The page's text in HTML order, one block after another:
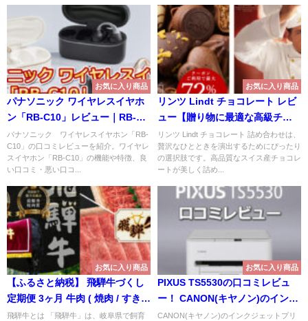
お気に入り商品
パナソニック ワイヤレスイヤホ
ン「RB-C10」レビュー｜RB-
C10は本当におすすめ？
パナソニック ワイヤレスイヤホン「RB-
C10」の口コミレビューを紹介。ワイヤレ
スイヤホン「RB-C10」の機能や特徴、良
い口コミ・悪い口コ...
お気に入り商品
リンツ Lindt チョコレート レビ
ュー【贈り物に最適な高級チョ
コ】
リンツ Lindt チョコレート 詰め合わせは、
贅沢なひとときを演出するためにぴったり
の選択肢です。高品質なスイス産チョコレ
ートが美しく詰め...
お気に入り商品
【ふるさと納税】 飛騨牛づくし
定期便 3ヶ月 牛肉 ( 焼肉 / すき焼
き / ステーキ )
飛騨牛とは 「飛騨牛」は、岐阜県で飼育
お気に入り商品
PIXUS TS5530の口コミレビュ
ー！ CANON(キヤノン)のインク
ジェットプリンターとしての実
CANON(キヤノン)のインクジェットプリ